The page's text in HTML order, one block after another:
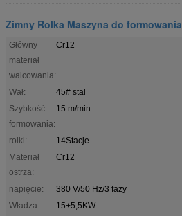
Zimny Rolka Maszyna do formowania
Główny
materiał
walcowania:
Cr12
Wał:
45# stal
Szybkość
formowania:
15 m/min
rolki:
14Stacje
Materiał
ostrza:
Cr12
napięcie:
380 V/50 Hz/3 fazy
Władza:
15+5,5KW